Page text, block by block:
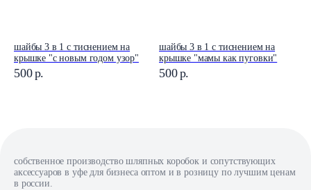
шайбы 3 в 1 с тиснением на
крышке "с новым годом узор"
500р.
шайбы 3 в 1 с тиснением на
крышке "мамы как пуговки"
500р.
собственное производство шляпных коробок и сопутствующих
аксессуаров в уфе для бизнеса оптом и в розницу по лучшим ценам
в россии.